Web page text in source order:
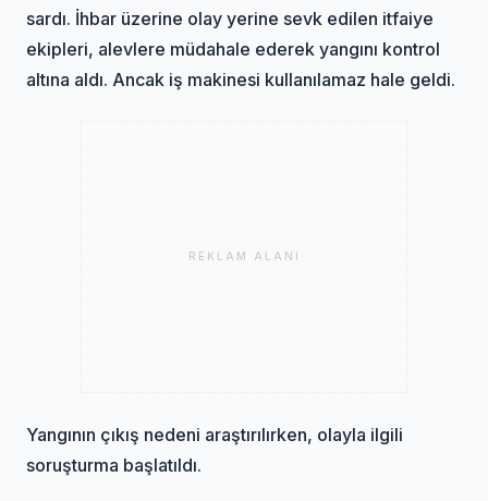
sardı. İhbar üzerine olay yerine sevk edilen itfaiye
ekipleri, alevlere müdahale ederek yangını kontrol
altına aldı. Ancak iş makinesi kullanılamaz hale geldi.
REKLAM ALANI
Yangının çıkış nedeni araştırılırken, olayla ilgili
soruşturma başlatıldı.